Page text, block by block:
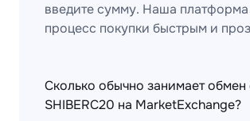
введите сумму. Наша платформа
процесс покупки быстрым и
Сколько обычно занимает обмен
SHIBERC20 на MarketExchange?